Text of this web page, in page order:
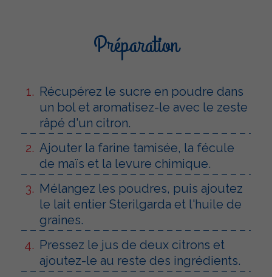
Préparation
Récupérez le sucre en poudre dans
un bol et aromatisez-le avec le zeste
râpé d'un citron.
Ajouter la farine tamisée, la fécule
de maïs et la levure chimique.
Mélangez les poudres, puis ajoutez
le lait entier Sterilgarda et l'huile de
graines.
Pressez le jus de deux citrons et
ajoutez-le au reste des ingrédients.